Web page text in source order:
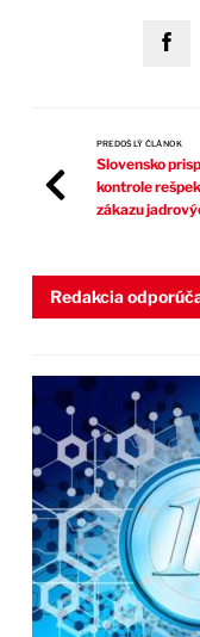
PREDOŠLÝ ČLÁNOK
Slovensko
kontrole
zákazu
Redakcia